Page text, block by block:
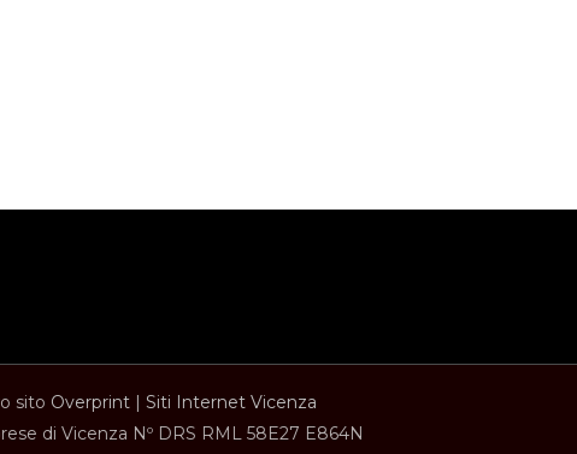
sito Overprint| Siti Internet Vicenza
di Vicenza Nº DRS RML 58E27 E864N